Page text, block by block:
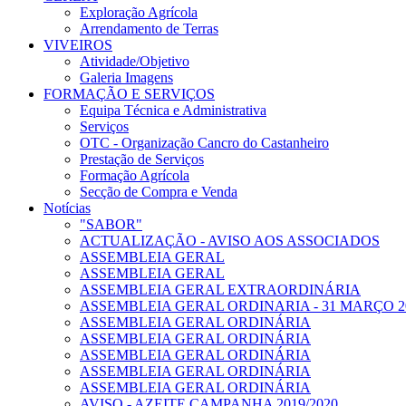
Exploração Agrícola
Arrendamento de Terras
VIVEIROS
Atividade/Objetivo
Galeria Imagens
FORMAÇÃO E SERVIÇOS
Equipa Técnica e Administrativa
Serviços
OTC - Organização Cancro do Castanheiro
Prestação de Serviços
Formação Agrícola
Secção de Compra e Venda
Notícias
"SABOR"
ACTUALIZAÇÃO - AVISO AOS ASSOCIADOS
ASSEMBLEIA GERAL
ASSEMBLEIA GERAL
ASSEMBLEIA GERAL EXTRAORDINÁRIA
ASSEMBLEIA GERAL ORDINARIA - 31 MARÇO
ASSEMBLEIA GERAL ORDINÁRIA
ASSEMBLEIA GERAL ORDINÁRIA
ASSEMBLEIA GERAL ORDINÁRIA
ASSEMBLEIA GERAL ORDINÁRIA
ASSEMBLEIA GERAL ORDINÁRIA